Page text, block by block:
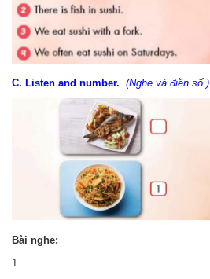
C. Listen and number. (Nghe và điền số.)
Bài nghe:
1.